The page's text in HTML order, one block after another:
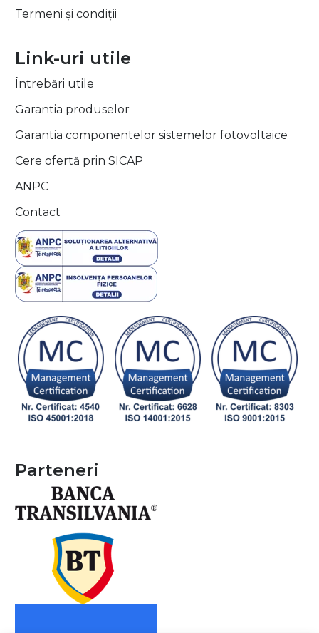
Termeni și condiții
Link-uri utile
Întrebări utile
Garantia produselor
Garantia componentelor sistemelor fotovoltaice
Cere ofertă prin SICAP
ANPC
Contact
Parteneri